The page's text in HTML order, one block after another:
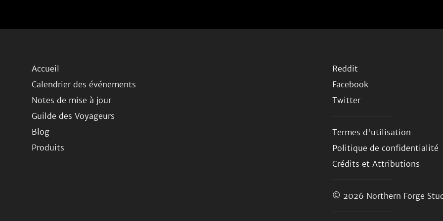
Accueil
Calendrier des événements
Notes de mise à jour
Guilde des Voyageurs
Blog
Produits
Reddit
Facebook
Twitter
Termes d'utilisation
Politique de confidentialité
Crédits et Attributions
© 2026 Northern Forge